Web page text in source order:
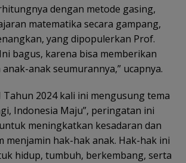
dengan metode gasing,
matematika secara gampang,
yang dipopulerkan Prof.
bagus, karena bisa memberikan
anak seumurannya,” ucapnya.
Tahun 2024 kali ini mengusung tema
Indonesia Maju”, peringatan ini
meningkatkan kesadaran dan
menjamin hak-hak anak. Hak-hak ini
hidup, tumbuh, berkembang, serta